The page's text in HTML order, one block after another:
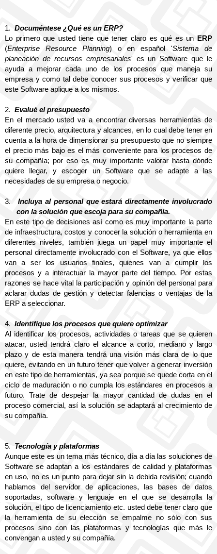
1. Documéntese ¿Qué es un ERP?
Lo primero que usted tiene que tener claro es qué es un
ERP
(Enterprise Resource Planning) o en español 'Sistema de
planeación de recursos empresariales' es un Software que le
ayuda a mejorar cada uno de los procesos que maneja su
empresa y como tal debe conocer sus procesos y verificar que
este Software aplique a los mismos.
2. Evalué el presupuesto
En el mercado usted va a encontrar diversas herramientas de
diferente precio, arquitectura y alcances, en lo cual debe tener en
cuenta a la hora de dimensionar su presupuesto que no siempre
el precio más bajo es el más conveniente para los procesos de
su compañía; por eso es muy importante valorar hasta dónde
quiere llegar, y escoger un Software que se adapte a las
necesidades de su empresa o negocio.
3.
Incluya al personal que estará directamente involucrado
con la solución que escoja para su compañía.
En este tipo de decisiones así como es muy importante la parte
de infraestructura, costos y conocer la solución o herramienta en
diferentes niveles, también juega un papel muy importante el
personal directamente involucrado con el Software, ya que ellos
van a ser los usuarios finales, quienes van a cumplir los
procesos y a interactuar la mayor parte del tiempo. Por estas
razones se hace vital la participación y opinión del personal para
aclarar dudas de gestión y detectar falencias o ventajas de la
ERP a seleccionar.
4. Identifique los procesos que quiere optimizar
Al identificar los procesos, actividades o tareas que se quieren
atacar, usted tendrá claro el alcance a corto, mediano y largo
plazo y de esta manera tendrá una visión más clara de lo que
quiere, evitando en un futuro tener que volver a generar inversión
en este tipo de herramientas, ya sea porque se quede corta en el
ciclo de maduración o no cumpla los estándares en procesos a
futuro. Trate de despejar la mayor cantidad de dudas en el
proceso comercial, así la solución se adaptará al crecimiento de
su compañía.
5.
Tecnología y plataformas
Aunque este es un tema más técnico, día a día las soluciones de
Software se adaptan a los estándares de calidad y plataformas
en uso, no es un punto para dejar sin la debida revisión; cuando
hablamos del servidor de aplicaciones, las bases de datos
soportadas, software y lenguaje en el que se desarrolla la
solución, el tipo de licenciamiento etc. usted debe tener claro que
la herramienta de su elección se empalme no sólo con sus
procesos sino con las plataformas y tecnologías que más le
convengan a usted y su compañía.